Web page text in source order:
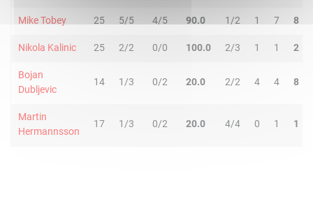
Mike Tobey 25 5/5 4/5 90.0 1/2 1 7 8
Nikola Kalinic 25 2/2 0/0 100.0 2/3 1 1 2
Bojan
Dubljevic
14 1/3 0/2 20.0 2/2 4 4 8
Martin
Hermannsson
17 1/3 0/2 20.0 4/4 0 1 1